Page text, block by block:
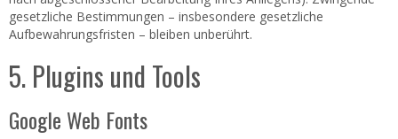
gesetzliche Bestimmungen – insbesondere gesetzliche
Aufbewahrungsfristen – bleiben unberührt.
5. Plugins und Tools
Google Web Fonts